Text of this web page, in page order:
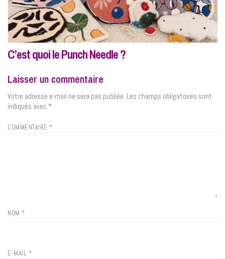
C’est quoi le Punch Needle ?
Laisser un commentaire
Votre adresse e-mail ne sera pas publiée. Les champs obligatoires sont
indiqués avec *
COMMENTAIRE *
NOM *
E-MAIL *